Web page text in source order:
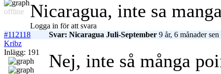
offline
Nicaragua, inte sa
Logga in för att svara
#112118
Svar: Nicaragua Juli-September 9 år, 6 månader sen
Kribz
Inlägg: 191
Nej, inte så många